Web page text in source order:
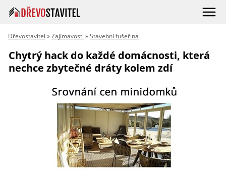
Dřevostavitel »Zajímavosti »Stavební fušeřina
Chytrý hack do každé domácnosti, která
nechce zbytečné dráty kolem zdí